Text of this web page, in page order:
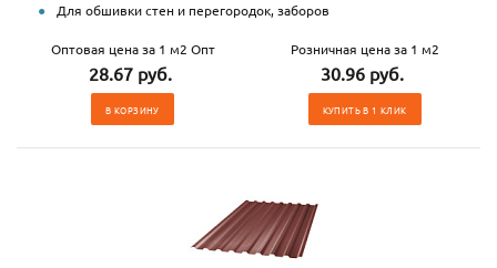
Для обшивки стен и перегородок, заборов
Оптовая цена за 1 м2 Опт
28.67 руб.
В КОРЗИНУ
Розничная цена за 1 м2
30.96 руб.
КУПИТЬ В 1 КЛИК